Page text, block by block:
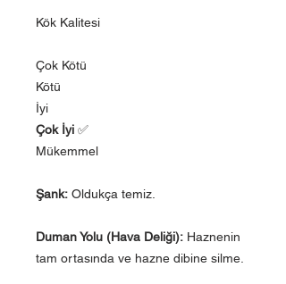
Kök Kalitesi
Çok Kötü
Kötü
İyi
Çok İyi ✅
Mükemmel
Şank: Oldukça temiz.
Duman Yolu (Hava Deliği): Haznenin
tam ortasında ve hazne dibine silme.